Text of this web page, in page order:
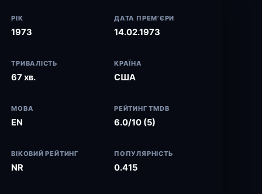
РІК
1973
ДАТА ПРЕМ’ЄРИ
14.02.1973
ТРИВАЛІСТЬ
67 хв.
КРАЇНА
США
МОВА
EN
РЕЙТИНГ TMDB
6.0/10 (5)
ВІКОВИЙ РЕЙТИНГ
NR
ПОПУЛЯРНІСТЬ
0.415